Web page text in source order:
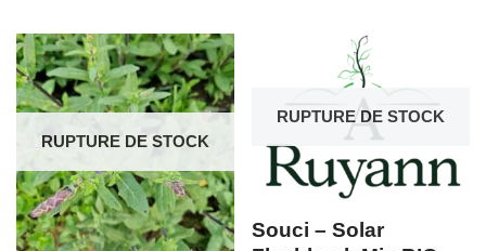
RUPTURE DE STOCK
RUPTURE DE STOCK
Souci – Solar